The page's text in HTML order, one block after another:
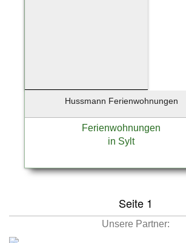
Hussmann Ferienwohnungen
Ferienwohnungen
in Sylt
Seite 1
Unsere Partner: